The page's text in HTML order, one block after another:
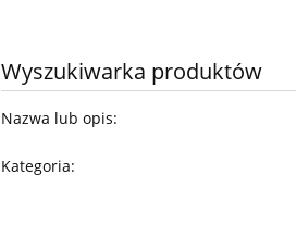
Wyszukiwarka produktów
Nazwa lub opis:
Kategoria: